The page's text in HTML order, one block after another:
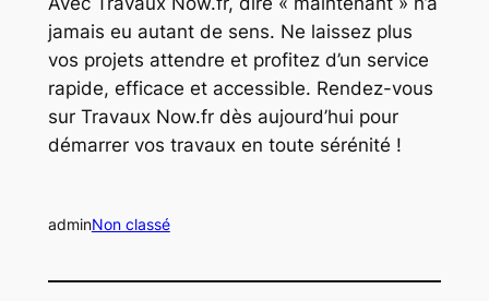
jamais eu autant de sens. Ne laissez plus
vos projets attendre et profitez d’un service
rapide, efficace et accessible. Rendez-vous
sur Travaux Now.fr dès aujourd’hui pour
démarrer vos travaux en toute sérénité !
adminNon classé